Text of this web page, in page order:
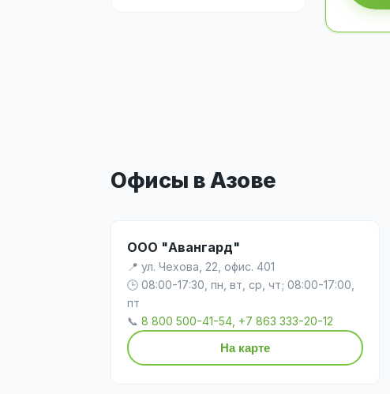
Офисы в Азове
ООО "Авангард"
📍 ул. Чехова, 22, офис. 401
🕒 08:00-17:30, пн, вт, ср, чт; 08:00-17:00,
пт
📞 8 800 500-41-54, +7 863 333-20-12
На карте